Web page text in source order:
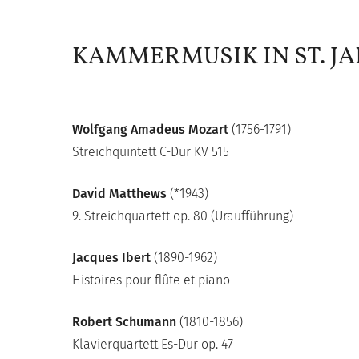
KAMMERMUSIK IN ST.
Wolfgang Amadeus Mozart (1756-1791)
Streichquintett C-Dur KV 515
David Matthews (*1943)
9. Streichquartett op. 80 (Uraufführung)
Jacques Ibert (1890-1962)
Histoires pour flûte et piano
Robert Schumann (1810-1856)
Klavierquartett Es-Dur op. 47